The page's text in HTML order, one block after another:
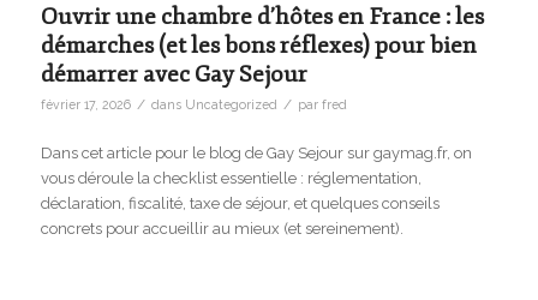
Ouvrir une chambre d’hôtes en France : les
démarches (et les bons réflexes) pour bien
démarrer avec Gay Sejour
février 17, 2026 / dans Uncategorized / par fred
Dans cet article pour le blog de Gay Sejour sur gaymag.fr, on
vous déroule la checklist essentielle : réglementation,
déclaration, fiscalité, taxe de séjour, et quelques conseils
concrets pour accueillir au mieux (et sereinement).